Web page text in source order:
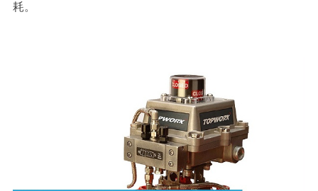
耗。